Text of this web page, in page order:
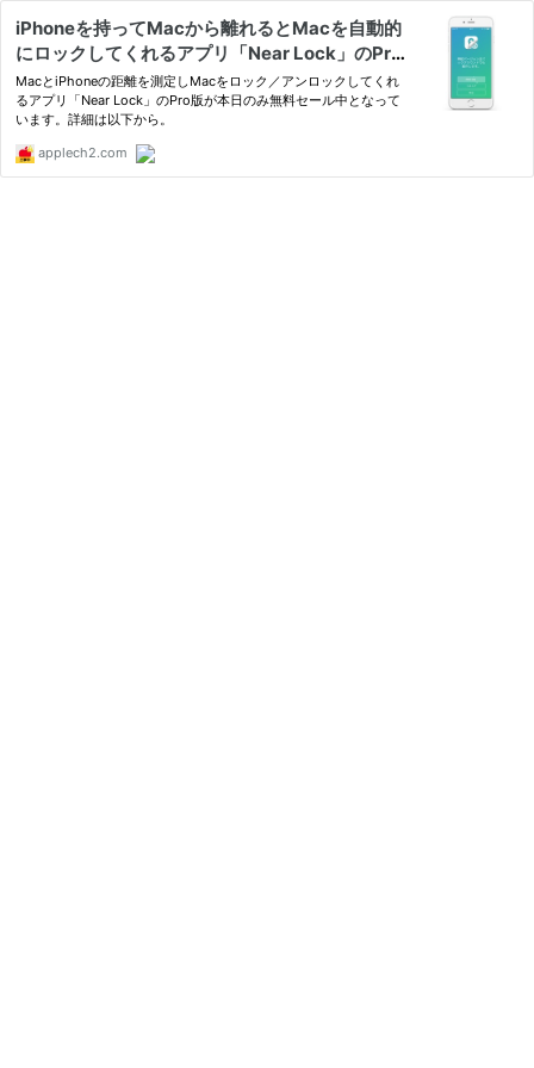
iPhoneを持ってMacから離れるとMacを自動的
にロックしてくれるアプリ「Near Lock」のPro
版が期間限定で無料配布中。
MacとiPhoneの距離を測定しMacをロック／アンロックしてくれ
るアプリ「Near Lock」のPro版が本日のみ無料セール中となって
います。詳細は以下から。
applech2.com